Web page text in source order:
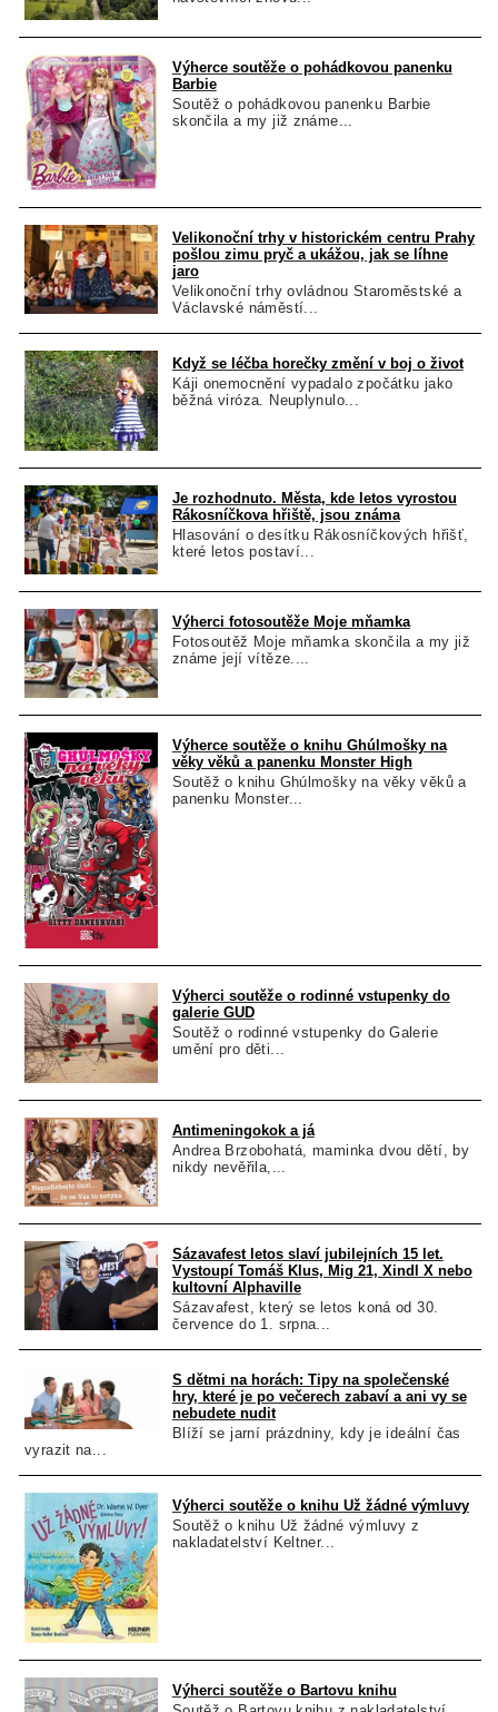
Výherce soutěže o pohádkovou panenku
Barbie
Soutěž o pohádkovou panenku Barbie
skončila a my již známe...
Velikonoční trhy v historickém centru Prahy
pošlou zimu pryč a ukážou, jak se líhne
jaro
Velikonoční trhy ovládnou Staroměstské a
Václavské náměstí...
Když se léčba horečky změní v boj o život
Káji onemocnění vypadalo zpočátku jako
běžná viróza. Neuplynulo...
Je rozhodnuto. Města, kde letos vyrostou
Rákosníčkova hřiště, jsou známa
Hlasování o desítku Rákosníčkových hřišť,
které letos postaví...
Výherci fotosoutěže Moje mňamka
Fotosoutěž Moje mňamka skončila a my již
známe její vítěze....
Výherce soutěže o knihu Ghúlmošky na
věky věků a panenku Monster High
Soutěž o knihu Ghúlmošky na věky věků a
panenku Monster...
Výherci soutěže o rodinné vstupenky do
galerie GUD
Soutěž o rodinné vstupenky do Galerie
umění pro děti...
Antimeningokok a já
Andrea Brzobohatá, maminka dvou dětí, by
nikdy nevěřila,...
Sázavafest letos slaví jubilejních 15 let.
Vystoupí Tomáš Klus, Mig 21, Xindl X nebo
kultovní Alphaville
Sázavafest, který se letos koná od 30.
července do 1. srpna...
S dětmi na horách: Tipy na společenské
hry, které je po večerech zabaví a ani vy se
nebudete nudit
Blíží se jarní prázdniny, kdy je ideální čas
vyrazit na...
Výherci soutěže o knihu Už žádné výmluvy
Soutěž o knihu Už žádné výmluvy z
nakladatelství Keltner...
Výherci soutěže o Bartovu knihu